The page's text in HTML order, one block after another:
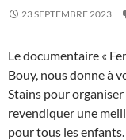
23 SEPTEMBRE 2023
Le documentaire «
Bouy, nous donne à
Stains pour
revendiquer une
pour tous les enfants.